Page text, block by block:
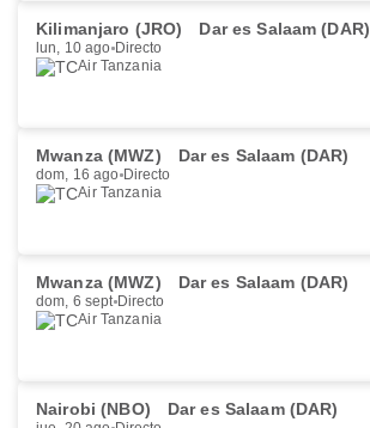
Kilimanjaro (JRO) Dar es Salaam (DAR)
lun, 10 ago Directo
Air Tanzania
Mwanza (MWZ) Dar es Salaam (DAR)
dom, 16 ago Directo
Air Tanzania
Mwanza (MWZ) Dar es Salaam (DAR)
dom, 6 sept Directo
Air Tanzania
Nairobi (NBO) Dar es Salaam (DAR)